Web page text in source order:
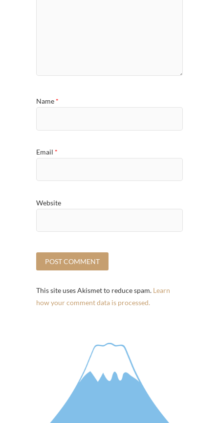
Name *
Email *
Website
This site uses Akismet to reduce spam. Learn
how your comment data is processed.